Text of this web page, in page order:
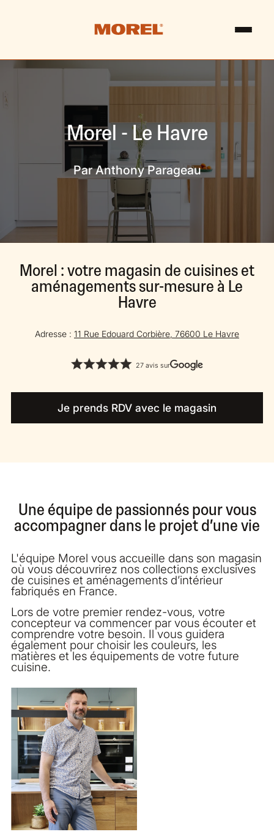
Morel - Le Havre
Par Anthony Parageau
Morel : votre magasin de cuisines et
aménagements sur-mesure à Le
Havre
Adresse : 11 Rue Edouard Corbière, 76600 Le Havre
27 avis sur
Je prends RDV avec le magasin
Une équipe de passionnés pour vous
accompagner dans le projet d’une vie
L'équipe Morel vous accueille dans son magasin
où vous découvrirez nos collections exclusives
de cuisines et aménagements d’intérieur
fabriqués en France.
Lors de votre premier rendez-vous, votre
concepteur va commencer par vous écouter et
comprendre votre besoin. Il vous guidera
également pour choisir les couleurs, les
matières et les équipements de votre future
cuisine.